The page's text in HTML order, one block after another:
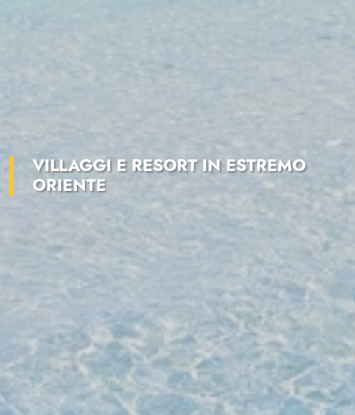
VILLAGGI E RESORT IN ESTREMO
ORIENTE